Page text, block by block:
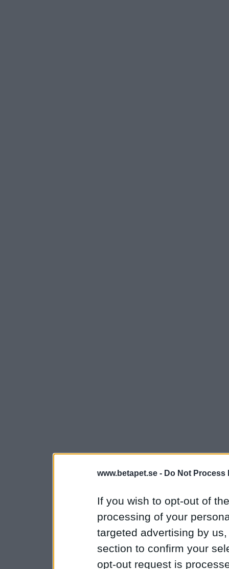
www.betapet.se - Do Not Process
If you wish to opt-out of
processing of your
targeted advertising by
section to confirm your
opt-out request is